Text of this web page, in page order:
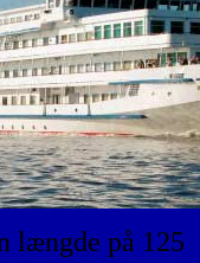
længde på 125